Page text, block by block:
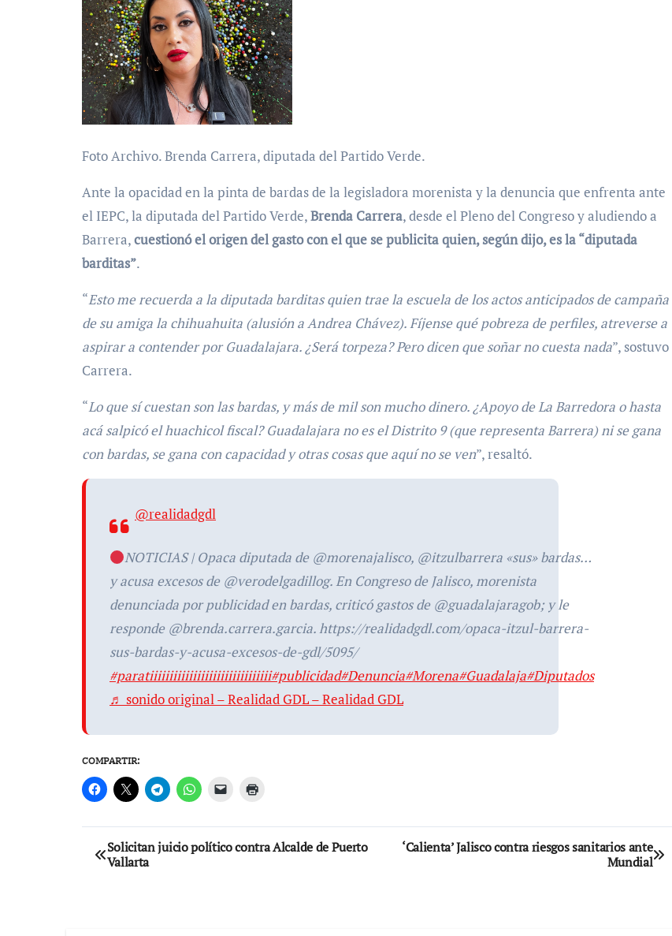
Foto Archivo. Brenda Carrera, diputada del Partido Verde.
Ante la opacidad en la pinta de bardas de la legisladora morenista y la denuncia que enfrenta ante
el IEPC, la diputada del Partido Verde,Brenda Carrera, desde el Pleno del Congreso y aludiendo a
Barrera,cuestionó el origen del gasto con el que se publicita quien, según dijo, es la “diputada
barditas”.
“Esto me recuerda a la diputada barditas quien trae la escuela de los actos anticipados de campaña
de su amiga la chihuahuita (alusión a Andrea Chávez). Fíjense qué pobreza de perfiles, atreverse a
aspirar a contender por Guadalajara. ¿Será torpeza? Pero dicen que soñar no cuesta nada”, sostuvo
Carrera.
“Lo que sí cuestan son las bardas, y más de mil son mucho dinero. ¿Apoyo de La Barredora o hasta
acá salpicó el huachicol fiscal? Guadalajara no es el Distrito 9 (que representa Barrera) ni se gana
con bardas, se gana con capacidad y otras cosas que aquí no se ven”, resaltó.
@realidadgdl
NOTICIAS | Opaca diputada de @morenajalisco, @itzulbarrera «sus» bardas…
y acusa excesos de @verodelgadillog. En Congreso de Jalisco, morenista
denunciada por publicidad en bardas, criticó gastos de @guadalajaragob; y le
responde @brenda.carrera.garcia. https://realidadgdl.com/opaca-itzul-barrera-
sus-bardas-y-acusa-excesos-de-gdl/5095/
#paratiiiiiiiiiiiiiiiiiiiiiiiiiiiiiii#publicidad#Denuncia#Morena#Guadalaja#Diputados
♬ sonido original – Realidad GDL – Realidad GDL
COMPARTIR:
Navegación
Solicitan juicio político contra Alcalde de Puerto
Vallarta
‘Calienta’ Jalisco contra riesgos sanitarios ante
Mundial